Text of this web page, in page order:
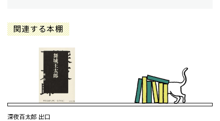
関連する本棚
深夜百太郎 出口